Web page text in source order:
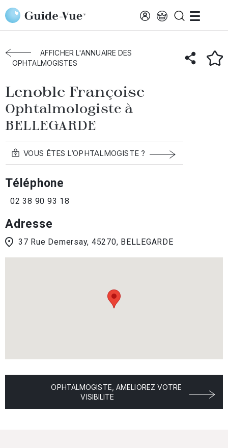
Aller au contenu principal
Accueil Annuaire des ophtalmologistes
Bellegarde
Lenoble Françoise
AFFICHER L'ANNUAIRE DES
OPHTALMOGISTES
Lenoble Françoise
Ophtalmologiste à
BELLEGARDE
VOUS ÊTES L’OPHTALMOGISTE ?
Téléphone
02 38 90 93 18
Adresse
37 Rue Demersay, 45270, BELLEGARDE
OPHTALMOGISTE, AMELIOREZ VOTRE
VISIBILITE